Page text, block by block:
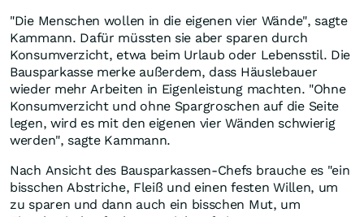
"Die Menschen wollen in die eigenen vier Wände", sagte
Kammann. Dafür müssten sie aber sparen durch
Konsumverzicht, etwa beim Urlaub oder Lebensstil. Die
Bausparkasse merke außerdem, dass Häuslebauer
wieder mehr Arbeiten in Eigenleistung machten. "Ohne
Konsumverzicht und ohne Spargroschen auf die Seite
legen, wird es mit den eigenen vier Wänden schwierig
werden", sagte Kammann.
Nach Ansicht des Bausparkassen-Chefs brauche es "ein
bisschen Abstriche, Fleiß und einen festen Willen, um
zu sparen und dann auch ein bisschen Mut, um